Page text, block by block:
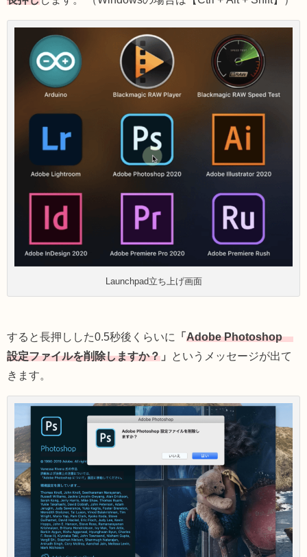
Launchpad立ち上げ画面
すると長押しした0.5秒後くらいに 「 Adobe Photoshop
設定ファイルを削除しますか？ 」
というメッセージが出て
きます。